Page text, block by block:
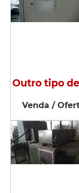
Outro tipo
Venda /